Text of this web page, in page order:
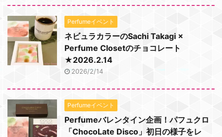
Perfumeイベント
ネビュラカラーのSachi Takagi ×
Perfume Closetのチョコレート
★2026.2.14
2026/2/14
Perfumeイベント
Perfumeバレンタイン企画！パフュクロ
「ChocoLate Disco」初日の様子をレ